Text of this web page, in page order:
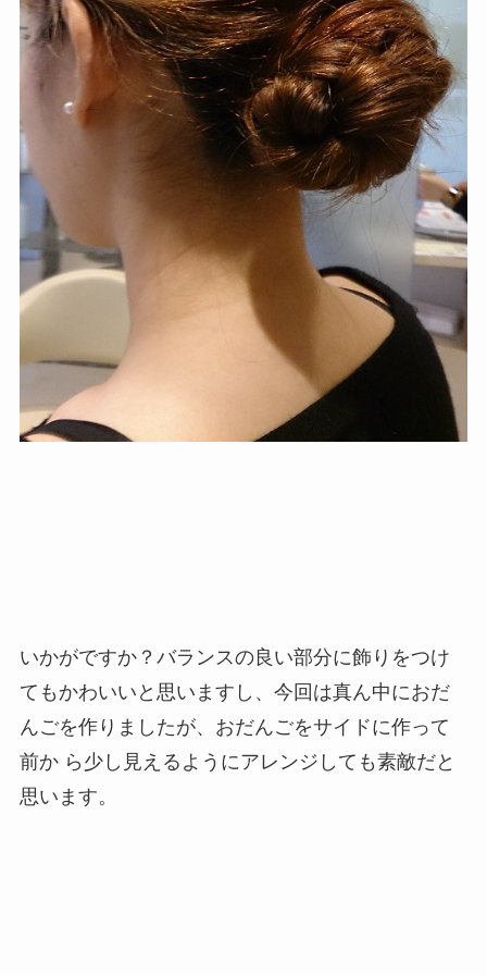
いかがですか？バランスの良い部分に飾りをつけ
てもかわいいと思いますし、今回は真ん中におだ
んごを作りましたが、おだんごをサイドに作って
前か ら少し見えるようにアレンジしても素敵だと
思います。